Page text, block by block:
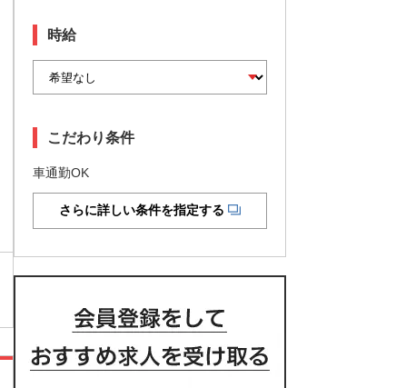
時給
こだわり条件
車通勤OK
さらに詳しい条件を指定する